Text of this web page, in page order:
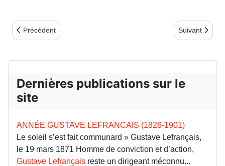
Article précédent : La Commune et la Première Internationale
Précédent Article suivant
Suivant
Dernières publications sur le
site
ANNÉE GUSTAVE LEFRANCAIS (1826-1901)
Le soleil s’est fait communard » Gustave Lefrançais,
le 19 mars 1871 Homme de conviction et d’action,
Gustave Lefrançais reste un dirigeant méconnu...